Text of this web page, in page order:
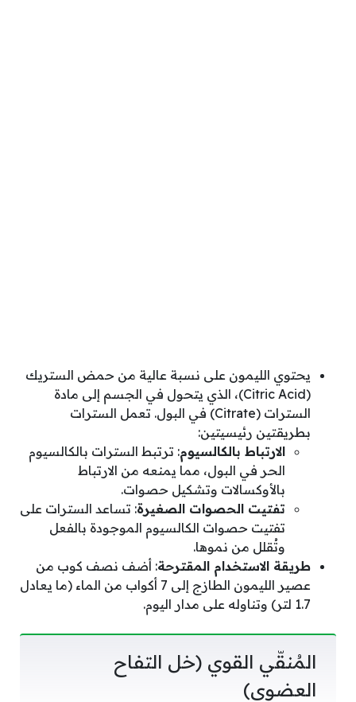
يحتوي الليمون على نسبة عالية من حمض الستريك
(Citric Acid)، الذي يتحول في الجسم إلى مادة
السترات (Citrate) في البول. تعمل السترات
بطريقتين رئيسيتين:
الارتباط بالكالسيوم: ترتبط السترات بالكالسيوم
الحر في البول، مما يمنعه من الارتباط
بالأوكسالات وتشكيل حصوات.
تفتيت الحصوات الصغيرة: تساعد السترات على
تفتيت حصوات الكالسيوم الموجودة بالفعل
وتُقلل من نموها.
طريقة الاستخدام المقترحة: أضف نصف كوب من
عصير الليمون الطازج إلى 7 أكواب من الماء (ما يعادل
1.7 لتر) وتناوله على مدار اليوم.
المُنقّي القوي (خل التفاح
العضوي)